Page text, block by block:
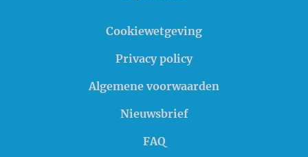
Cookiewetgeving
Privacy policy
Algemene voorwaarden
Nieuwsbrief
FAQ